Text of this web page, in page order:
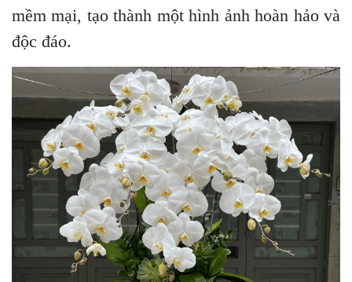
mềm mại, tạo thành một hình ảnh hoàn hảo và
độc đáo.